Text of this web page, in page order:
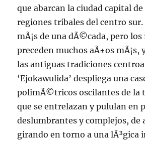
que abarcan la ciudad capital
regiones tribales del centro
mÃ¡s de una dÃ©cada, pero
preceden muchos aÃ±os mÃ¡s,
las antiguas tradiciones
‘Ejokawulida’ despliega una
polimÃ©tricos oscilantes de la
que se entrelazan y pululan en
deslumbrantes y complejos, de
girando en torno a una lÃ³gica